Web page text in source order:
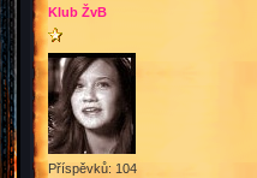
Klub ŽvB
Příspěvků: 104